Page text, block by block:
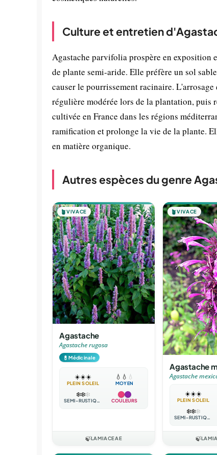
Culture et entretien
Agastache parvifolia prospère en exposition
de plante semi-aride. Elle préfère un sol
causer le pourrissement racinaire.
régulière modérée lors de la plantation, puis
cultivée en France dans les régions
ramification et prolonge la vie de la plante.
en matière organique.
Autres espèces du genre
🪴VIVACE
Agastache
Agastache rugosa
💊Médicinale
☀️☀️☀️
PLEIN SOLEIL
💧 💧 💧
MOYEN
❄️❄️❄️
SEMI-RUSTIQUE COULEURS
🍃LAMIACEAE
🪴VIVACE
Agastache
Agastache
☀️☀️☀️
PLEIN SOLEIL
❄️❄️❄️
SEMI-RUSTIQUE
🍃